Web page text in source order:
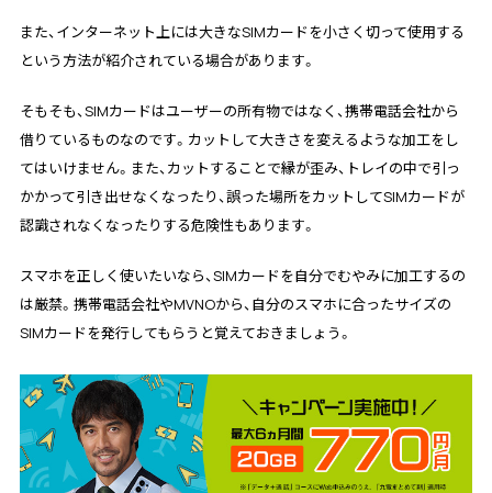
また、インターネット上には大きなSIMカードを小さく切って使用する
という方法が紹介されている場合があります。
そもそも、SIMカードはユーザーの所有物ではなく、携帯電話会社から
借りているものなのです。カットして大きさを変えるような加工をし
てはいけません。また、カットすることで縁が歪み、トレイの中で引っ
かかって引き出せなくなったり、誤った場所をカットしてSIMカードが
認識されなくなったりする危険性もあります。
スマホを正しく使いたいなら、SIMカードを自分でむやみに加工するの
は厳禁。携帯電話会社やMVNOから、自分のスマホに合ったサイズの
SIMカードを発行してもらうと覚えておきましょう。